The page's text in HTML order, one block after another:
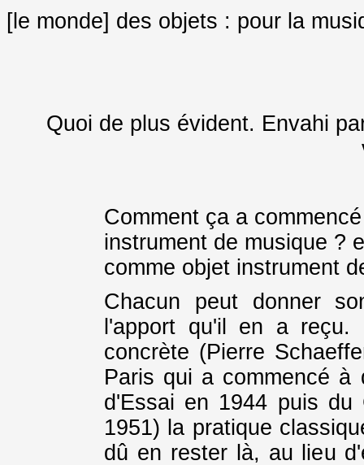
[le monde] des objets : pour la
Quoi de plus évident. Envahi
Comment ça a
instrument de musique ?
comme objet instrument
Chacun peut donner
l'apport qu'il en a
concrète (Pierre
Paris qui a commencé à
d'Essai en 1944 puis du
1951) la pratique
dû en rester là, au lieu